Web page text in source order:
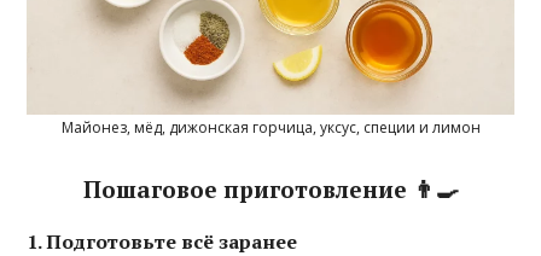
Майонез, мёд, дижонская горчица, уксус, специи и лимон
Пошаговое приготовление 👨‍🍳
1. Подготовьте всё заранее